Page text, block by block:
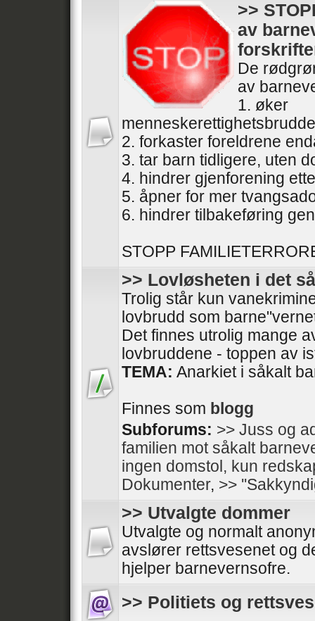
>>
av
De
av
1. øker
2. forkaster foreldrene
3. tar barn tidligere, uten
4. hindrer gjenforening
5. åpner for mer
6. hindrer tilbakeføring
STOPP
>> Lovløsheten i det
Trolig står kun
lovbrudd som
Det finnes utrolig mange
lovbruddene - toppen av
TEMA: Anarkiet i såkalt
Finnes som blogg
Subforums: >> Juss og
familien mot såkalt
ingen domstol, kun
Dokumenter, >>
>> Utvalgte dommer
Utvalgte og normalt
avslører rettsvesenet og
hjelper barnevernsofre.
>> Politiets og